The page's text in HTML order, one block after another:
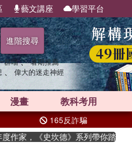
藝文講座 學習平台
進階搜尋
群喵 、 暑期推薦
、 偉大的迷走神經
漫畫 教科考用
165反詐騙
，《史坎德》系列帶你踏上熱血奇